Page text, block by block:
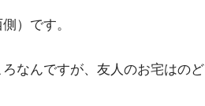
）です。
なんですが、友人のお宅はのど